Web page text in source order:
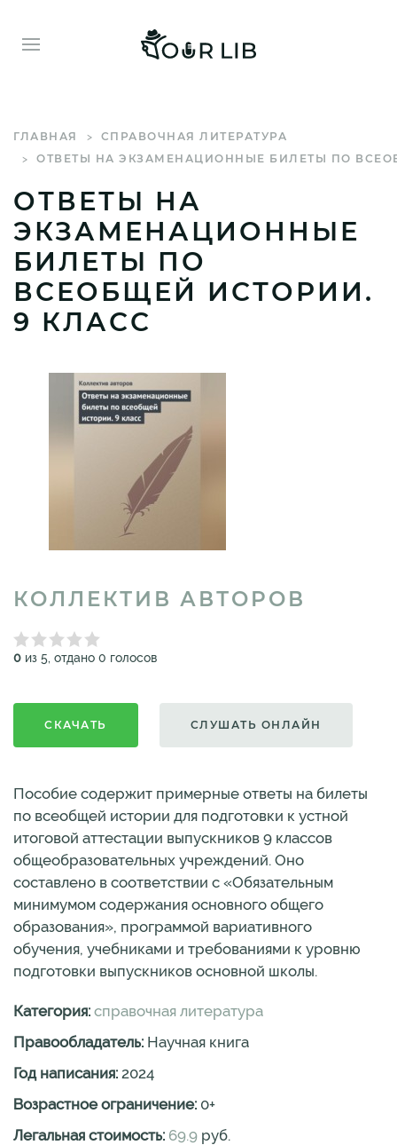
ГЛАВНАЯ
СПРАВОЧНАЯ ЛИТЕРАТУРА
ОТВЕТЫ НА ЭКЗАМЕНАЦИОННЫЕ БИЛЕТЫ ПО
ОТВЕТЫ НА
ЭКЗАМЕНАЦИОННЫЕ
БИЛЕТЫ ПО
ВСЕОБЩЕЙ ИСТОРИИ.
9 КЛАСС
КОЛЛЕКТИВ АВТОРОВ
0 из 5, отдано 0 голосов
СКАЧАТЬ СЛУШАТЬ ОНЛАЙН
Пособие содержит примерные ответы на билеты
по всеобщей истории для подготовки к устной
итоговой аттестации выпускников 9 классов
общеобразовательных учреждений. Оно
составлено в соответствии с «Обязательным
минимумом содержания основного общего
образования», программой вариативного
обучения, учебниками и требованиями к уровню
подготовки выпускников основной школы.
Категория: справочная литература
Правообладатель: Научная книга
Год написания: 2024
Возрастное ограничение: 0+
Легальная стоимость: 69.9 руб.